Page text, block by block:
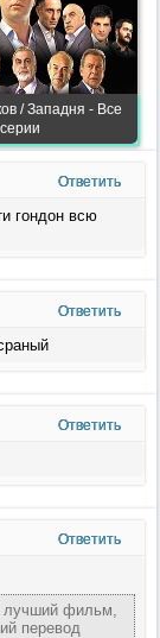
/ Западня - Все
серии
Ответить
гондон всю
Ответить
Ответить
Ответить
лучший фильм,
перевод